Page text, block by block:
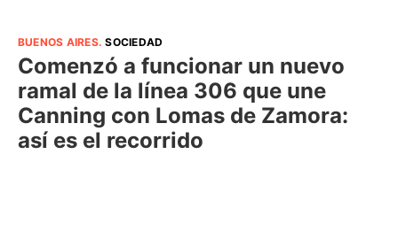
BUENOS AIRES.SOCIEDAD
Comenzó a funcionar un nuevo
ramal de la línea 306 que une
Canning con Lomas de Zamora:
así es el recorrido